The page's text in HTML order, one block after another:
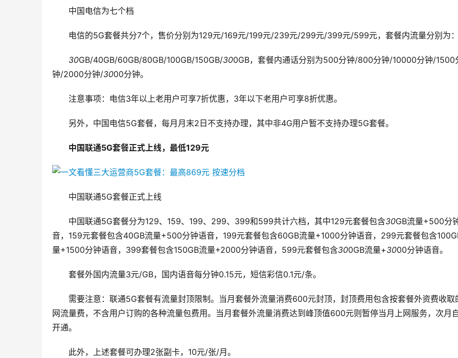
中国电信为七个档
电信的5G套餐共分7个，售价分别为129元/169元/199元/239元/299元/399元/599元，套餐内流量分别为：
30GB/40GB/60GB/80GB/100GB/150GB/300GB，套餐内通话分别为500分钟/800分钟/10000分钟/1500
钟/2000分钟/3000分钟。
注意事项：电信3年以上老用户可享7折优惠，3年以下老用户可享8折优惠。
另外，中国电信5G套餐，每月月末2日不支持办理，其中非4G用户暂不支持办理5G套餐。
中国联通5G套餐正式上线，最低129元
中国联通5G套餐正式上线
中国联通5G套餐分为129、159、199、299、399和599共计六档，其中129元套餐包含30GB流量+500分
音，159元套餐包含40GB流量+500分钟语音，199元套餐包含60GB流量+1000分钟语音，299元套餐包含
量+1500分钟语音，399套餐包含150GB流量+2000分钟语音，599元套餐包含300GB流量+3000分钟语音。
套餐外国内流量3元/GB，国内语音每分钟0.15元，短信彩信0.1元/条。
需要注意：联通5G套餐有流量封顶限制。当月套餐外流量消费600元封顶，封顶费用包含按套餐外资费收取
网流量费，不含用户订购的各种流量包费用。当月套餐外流量消费达到峰顶值600元则暂停当月上网服务，次月
开通。
此外，上述套餐可办理2张副卡，10元/张/月。